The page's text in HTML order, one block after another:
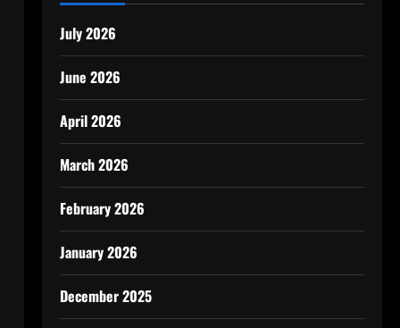
July 2026
June 2026
April 2026
March 2026
February 2026
January 2026
December 2025